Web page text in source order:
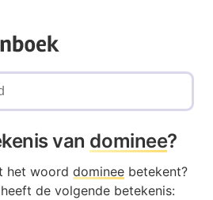
van dominee?
het woord dominee betekent?
heeft de volgende betekenis: